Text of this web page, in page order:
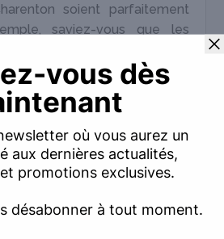
soient parfaitement
saviez-vous que les
agréés ? Demander à votre
de bien vouloir vérifier
ne vous suffira pas pour
t-il s’il vous manque des
par le notaire quelques